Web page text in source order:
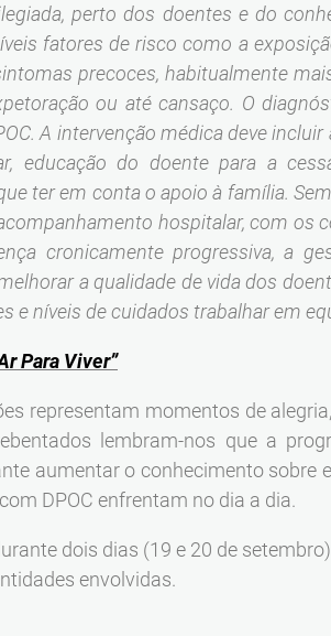
perto dos doentes e do
fatores de risco como a
precoces, habitualmente
ou até cansaço. O
A intervenção médica deve
educação do doente para a
ter em conta o apoio à família.
hospitalar, com os
cronicamente progressiva, a
a qualidade de vida dos
e níveis de cuidados trabalhar em
Para Viver”
representam momentos de
lembram-nos que a
aumentar o conhecimento sobre
DPOC enfrentam no dia a dia.
dois dias (19 e 20 de
envolvidas.